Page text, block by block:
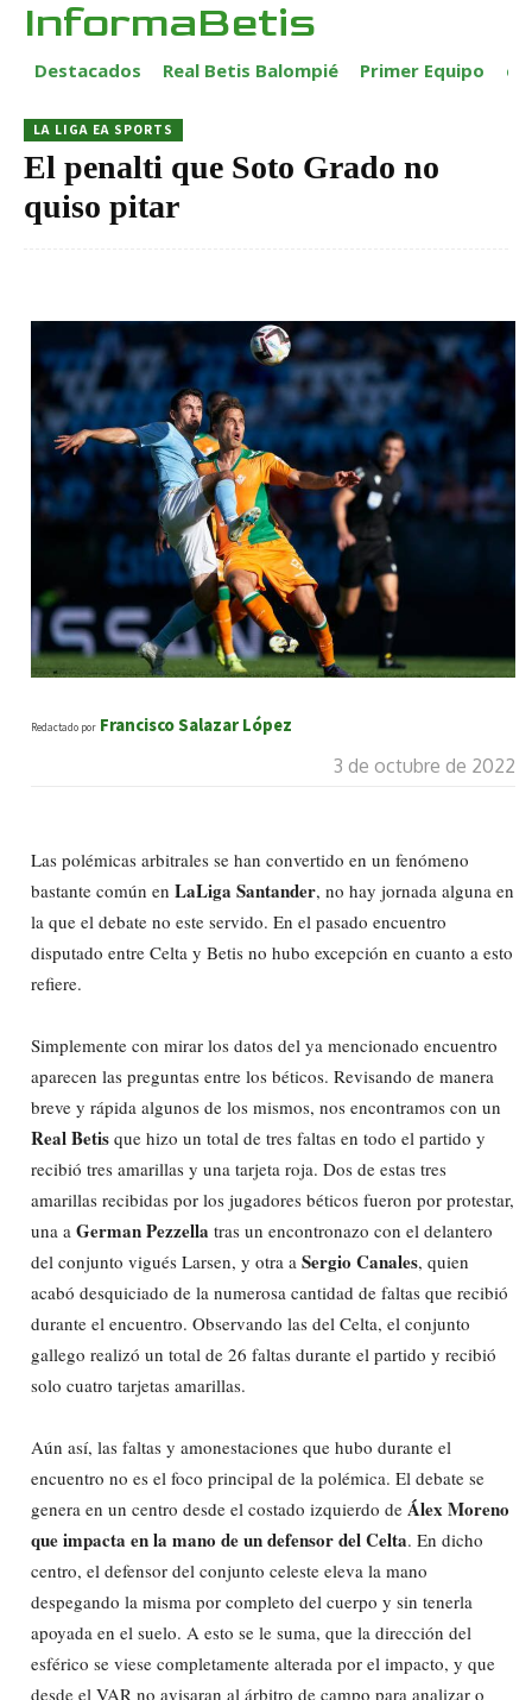
InformaBetis
Destacados Real Betis Balompié Primer Equipo
LA LIGA EA SPORTS
El penalti que Soto Grado no
quiso pitar
Redactado por Francisco Salazar López
3 de octubre de 2022
Las polémicas arbitrales se han convertido en un fenómeno
bastante común en LaLiga Santander, no hay jornada alguna en
la que el debate no este servido. En el pasado encuentro
disputado entre Celta y Betis no hubo excepción en cuanto a esto
refiere.
Simplemente con mirar los datos del ya mencionado encuentro
aparecen las preguntas entre los béticos. Revisando de manera
breve y rápida algunos de los mismos, nos encontramos con un
Real Betis que hizo un total de tres faltas en todo el partido y
recibió tres amarillas y una tarjeta roja. Dos de estas tres
amarillas recibidas por los jugadores béticos fueron por protestar,
una a German Pezzella tras un encontronazo con el delantero
del conjunto vigués Larsen, y otra a Sergio Canales, quien
acabó desquiciado de la numerosa cantidad de faltas que recibió
durante el encuentro. Observando las del Celta, el conjunto
gallego realizó un total de 26 faltas durante el partido y recibió
solo cuatro tarjetas amarillas.
Aún así, las faltas y amonestaciones que hubo durante el
encuentro no es el foco principal de la polémica. El debate se
genera en un centro desde el costado izquierdo de Álex Moreno
que impacta en la mano de un defensor del Celta. En dicho
centro, el defensor del conjunto celeste eleva la mano
despegando la misma por completo del cuerpo y sin tenerla
apoyada en el suelo. A esto se le suma, que la dirección del
esférico se viese completamente alterada por el impacto, y que
desde el VAR no avisaran al árbitro de campo para analizar o